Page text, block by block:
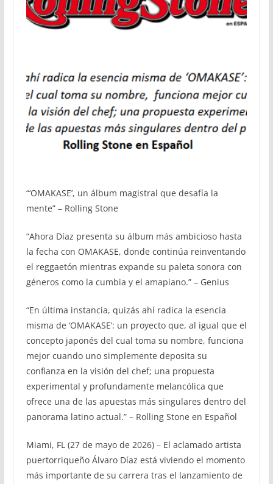
“‘OMAKASE’, un álbum magistral que desafía la
mente” – Rolling Stone
“Ahora Díaz presenta su álbum más ambicioso hasta
la fecha con OMAKASE, donde continúa reinventando
el reggaetón mientras expande su paleta sonora con
géneros como la cumbia y el amapiano.” – Genius
“En última instancia, quizás ahí radica la esencia
misma de ‘OMAKASE’: un proyecto que, al igual que el
concepto japonés del cual toma su nombre, funciona
mejor cuando uno simplemente deposita su
confianza en la visión del chef; una propuesta
experimental y profundamente melancólica que
ofrece una de las apuestas más singulares dentro del
panorama latino actual.” – Rolling Stone en Español
Miami, FL (27 de mayo de 2026) – El aclamado artista
puertorriqueño Álvaro Díaz está viviendo el momento
más importante de su carrera tras el lanzamiento de